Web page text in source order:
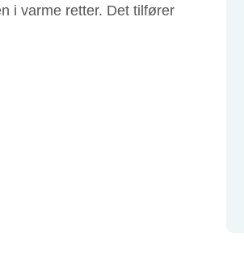
i varme retter. Det tilfører